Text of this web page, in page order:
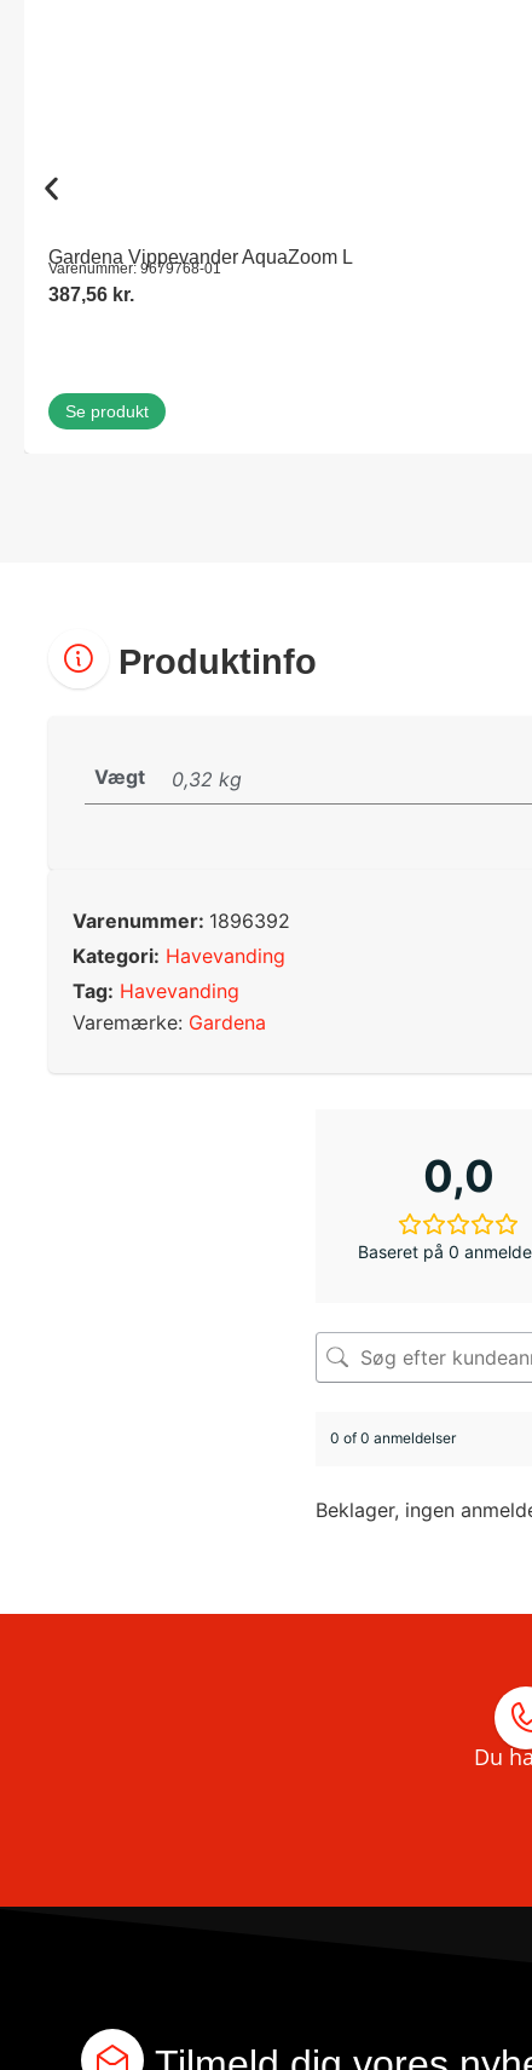
Gardena Vippevander AquaZoom L
Varenummer: 9679768-01
387,56 kr.
Se produkt
Produktinfo
Vægt 0,32 kg
Varenummer: 1896392
Kategori: Havevanding
Tag: Havevanding
Varemærke: Gardena
0,0
Baseret på 0
0 of 0 anmeldelser
Beklager, ingen
Du